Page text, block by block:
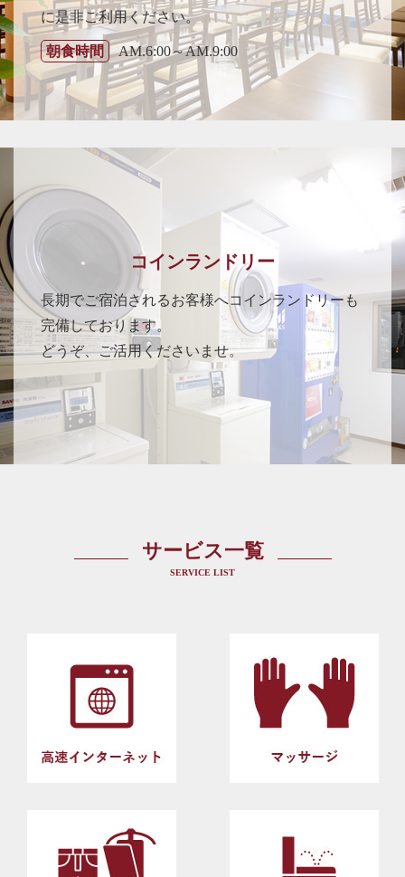
に是非ご利用ください。
朝食時間 AM.6:00～AM.9:00
コインランドリー
長期でご宿泊されるお客様へコインランドリーも
完備しております。
どうぞ、ご活用くださいませ。
サービス一覧
SERVICE LIST